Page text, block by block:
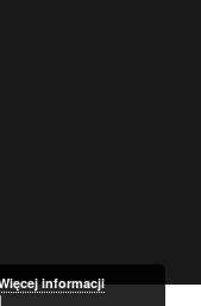
informacji